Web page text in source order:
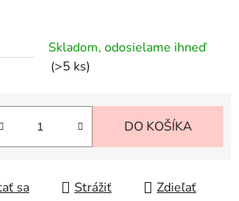
Skladom, odosielame ihneď
(>5 ks)
DO KOŠÍKA
sa Strážiť Zdieľať